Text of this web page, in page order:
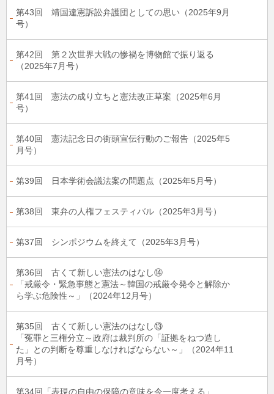
第43回 靖国違憲訴訟弁護団としての思い（2025年9月
号）
第42回 第２次世界大戦の惨禍を博物館で振り返る
（2025年7月号）
第41回 憲法の成り立ちと憲法改正草案（2025年6月
号）
第40回 憲法記念日の街頭宣伝行動のご報告（2025年5
月号）
第39回 日本学術会議法案の問題点（2025年5月号）
第38回 東弁の人権フェスティバル（2025年3月号）
第37回 シンポジウムを終えて（2025年3月号）
第36回 古くて新しい憲法のはなし⑭
「戒厳令・緊急事態と憲法～韓国の戒厳令発令と解除か
ら学ぶ危険性～」（2024年12月号）
第35回 古くて新しい憲法のはなし⑬
「冤罪と三権分立～政府は裁判所の「証拠をねつ造し
た」との判断を尊重しなければならない～」（2024年11
月号）
第34回「表現の自由の保障の意味を今一度考える」